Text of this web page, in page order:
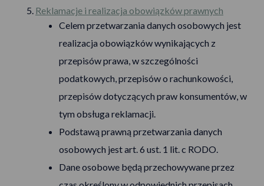
Reklamacje i realizacja obowiązków prawnych
Celem przetwarzania danych osobowych jest
realizacja obowiązków wynikających z
przepisów prawa, w szczególności
podatkowych, przepisów o rachunkowości,
przepisów dotyczących praw konsumentów, w
tym obsługa reklamacji.
Podstawą prawną przetwarzania danych
osobowych jest art. 6 ust. 1 lit. c RODO.
Dane osobowe będą przechowywane przez